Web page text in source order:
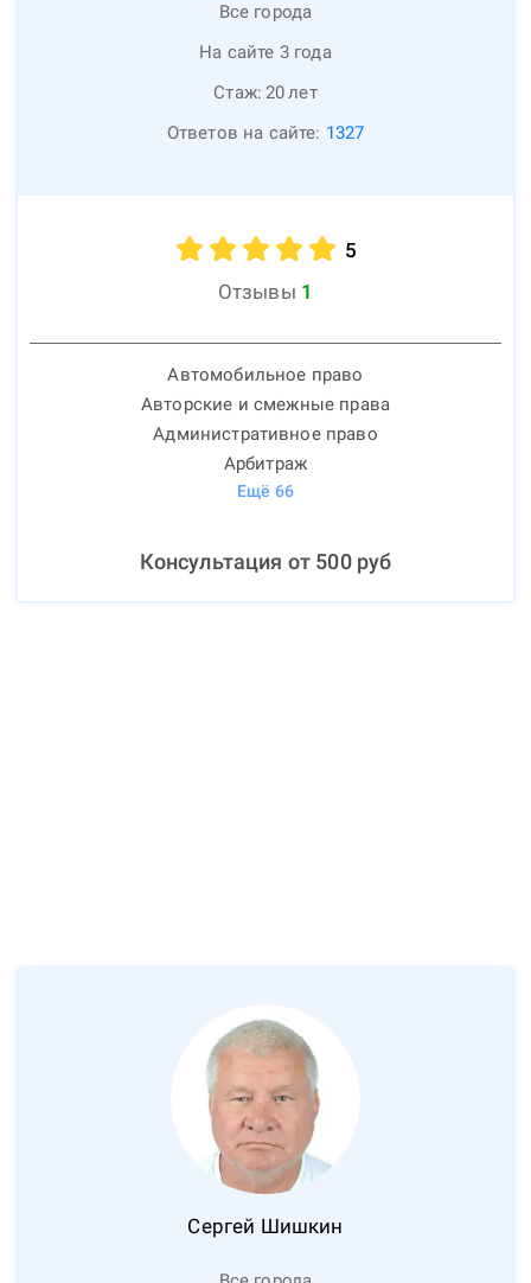
Все города
На сайте 3 года
Стаж: 20лет
Ответов на сайте: 1327
5
Отзывы 1
Автомобильное право
Авторские и смежные права
Административное право
Арбитраж
Ещё 66
Консультация от 500руб
Сергей Шишкин